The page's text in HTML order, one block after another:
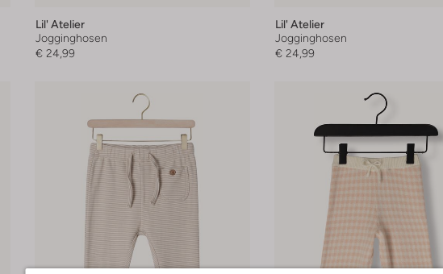
Lil' Atelier
Jogginghosen
€ 24,99
Lil' Atelier
Jogginghosen
€ 24,99